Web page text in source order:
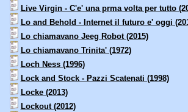
Live Virgin - C'e' una prma volta per tutto
Lo and Behold - Internet il futuro e' oggi
Lo chiamavano Jeeg Robot (2015)
Lo chiamavano Trinita' (1972)
Loch Ness (1996)
Lock and Stock - Pazzi Scatenati (1998)
Locke (2013)
Lockout (2012)